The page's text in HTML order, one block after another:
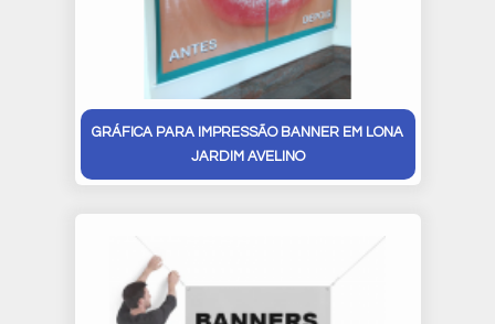
GRÁFICA PARA IMPRESSÃO BANNER EM LONA
JARDIM AVELINO